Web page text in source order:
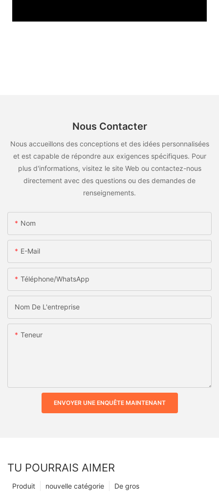
Nous Contacter
Nous accueillons des conceptions et des idées personnalisées
et est capable de répondre aux exigences spécifiques. Pour
plus d'informations, visitez le site Web ou contactez-nous
directement avec des questions ou des demandes de
renseignements.
Nom
E-Mail
Téléphone/WhatsApp
Nom De L'entreprise
Teneur
ENVOYER UNE ENQUÊTE MAINTENANT
TU POURRAIS AIMER
De gros
nouvelle catégorie
Produit